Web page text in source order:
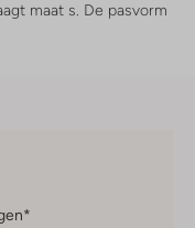
maat s. De pasvorm